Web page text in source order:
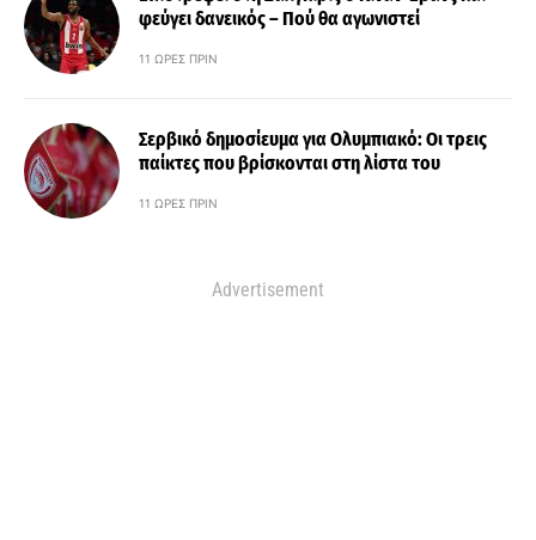
φεύγει δανεικός – Πού θα αγωνιστεί
11 ΏΡΕΣ ΠΡΙΝ
Σερβικό δημοσίευμα για Ολυμπιακό: Οι τρεις
παίκτες που βρίσκονται στη λίστα του
11 ΏΡΕΣ ΠΡΙΝ
Advertisement